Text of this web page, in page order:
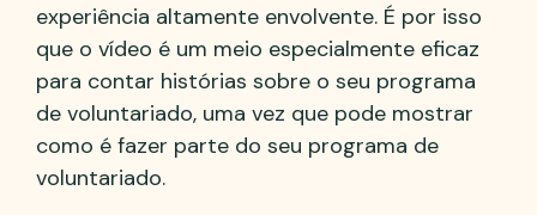
experiência altamente envolvente. É por isso
que o vídeo é um meio especialmente eficaz
para contar histórias sobre o seu programa
de voluntariado, uma vez que pode mostrar
como é fazer parte do seu programa de
voluntariado.